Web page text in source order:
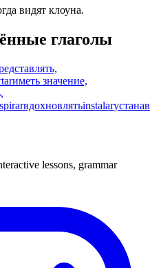
видят клоуна.
глаголы
иметь значение,
вдохновлятьinstalar
lessons, grammar